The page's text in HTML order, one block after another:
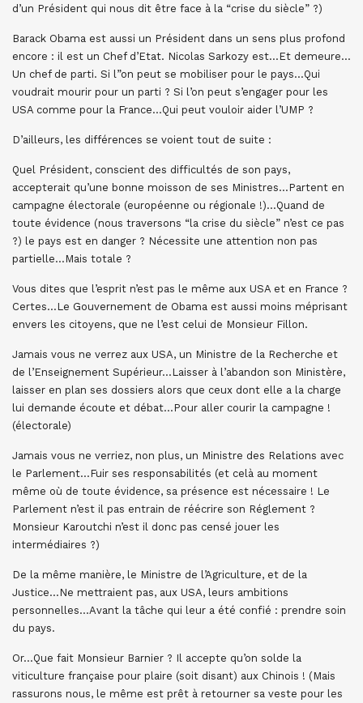
d’un Président qui nous dit être face à la “crise du siècle” ?)
Barack Obama est aussi un Président dans un sens plus profond
encore : il est un Chef d’Etat. Nicolas Sarkozy est…Et demeure…
Un chef de parti. Si l”on peut se mobiliser pour le pays…Qui
voudrait mourir pour un parti ? Si l’on peut s’engager pour les
USA comme pour la France…Qui peut vouloir aider l’UMP ?
D’ailleurs, les différences se voient tout de suite :
Quel Président, conscient des difficultés de son pays,
accepterait qu’une bonne moisson de ses Ministres…Partent en
campagne électorale (européenne ou régionale !)…Quand de
toute évidence (nous traversons “la crise du siècle” n’est ce pas
?) le pays est en danger ? Nécessite une attention non pas
partielle…Mais totale ?
Vous dites que l’esprit n’est pas le même aux USA et en France ?
Certes…Le Gouvernement de Obama est aussi moins méprisant
envers les citoyens, que ne l’est celui de Monsieur Fillon.
Jamais vous ne verrez aux USA, un Ministre de la Recherche et
de l’Enseignement Supérieur…Laisser à l’abandon son Ministère,
laisser en plan ses dossiers alors que ceux dont elle a la charge
lui demande écoute et débat…Pour aller courir la campagne !
(électorale)
Jamais vous ne verriez, non plus, un Ministre des Relations avec
le Parlement…Fuir ses responsabilités (et celà au moment
même où de toute évidence, sa présence est nécessaire ! Le
Parlement n’est il pas entrain de réécrire son Réglement ?
Monsieur Karoutchi n’est il donc pas censé jouer les
intermédiaires ?)
De la même manière, le Ministre de l’Agriculture, et de la
Justice…Ne mettraient pas, aux USA, leurs ambitions
personnelles…Avant la tâche qui leur a été confié : prendre soin
du pays.
Or…Que fait Monsieur Barnier ? Il accepte qu’on solde la
viticulture française pour plaire (soit disant) aux Chinois ! (Mais
rassurons nous, le même est prêt à retourner sa veste pour les